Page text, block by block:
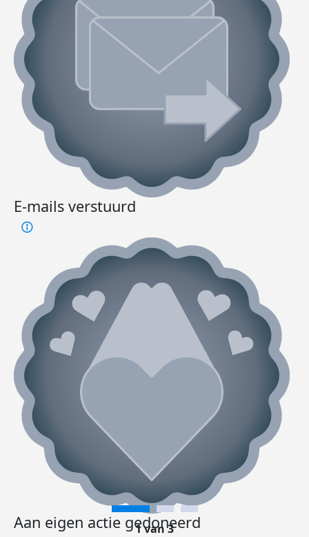
E-mails verstuurd
Aan eigen actie gedoneerd
1 van 3